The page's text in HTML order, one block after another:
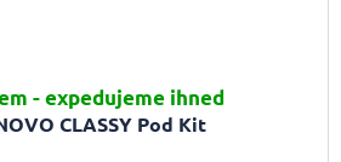
CLASSY Pod Kit
- expedujeme ihned